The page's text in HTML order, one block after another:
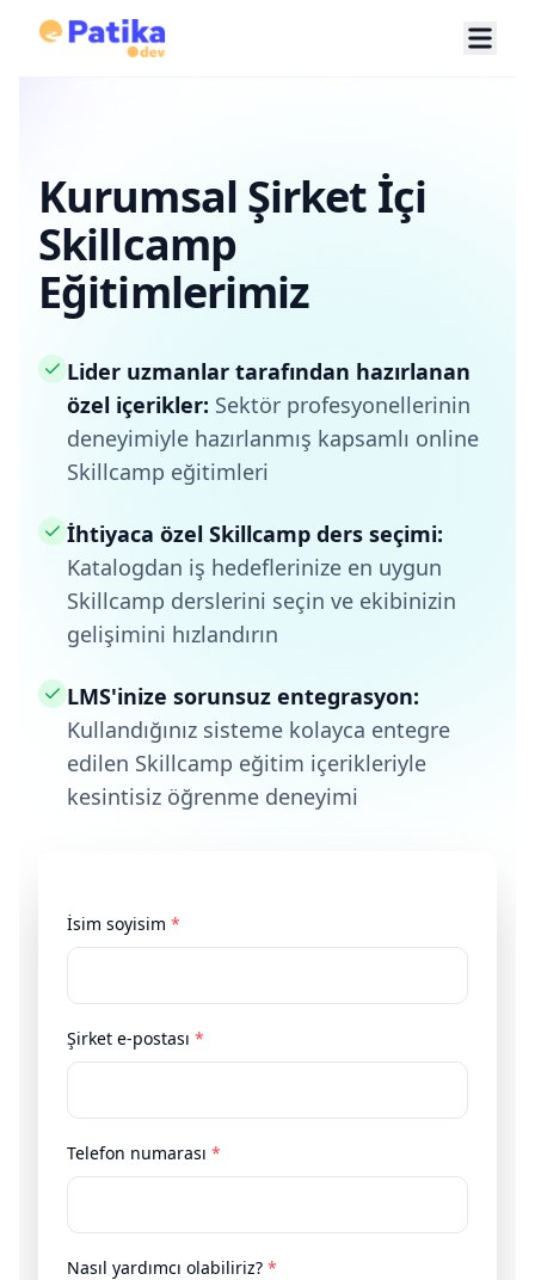
Kurumsal Şirket İçi
Skillcamp
Eğitimlerimiz
Lider uzmanlar tarafından hazırlanan
özel içerikler: Sektör profesyonellerinin
deneyimiyle hazırlanmış kapsamlı online
Skillcamp eğitimleri
İhtiyaca özel Skillcamp ders seçimi:
Katalogdan iş hedeflerinize en uygun
Skillcamp derslerini seçin ve ekibinizin
gelişimini hızlandırın
LMS'inize sorunsuz entegrasyon:
Kullandığınız sisteme kolayca entegre
edilen Skillcamp eğitim içerikleriyle
kesintisiz öğrenme deneyimi
İsim soyisim *
Şirket e-postası *
Telefon numarası *
Nasıl yardımcı olabiliriz? *